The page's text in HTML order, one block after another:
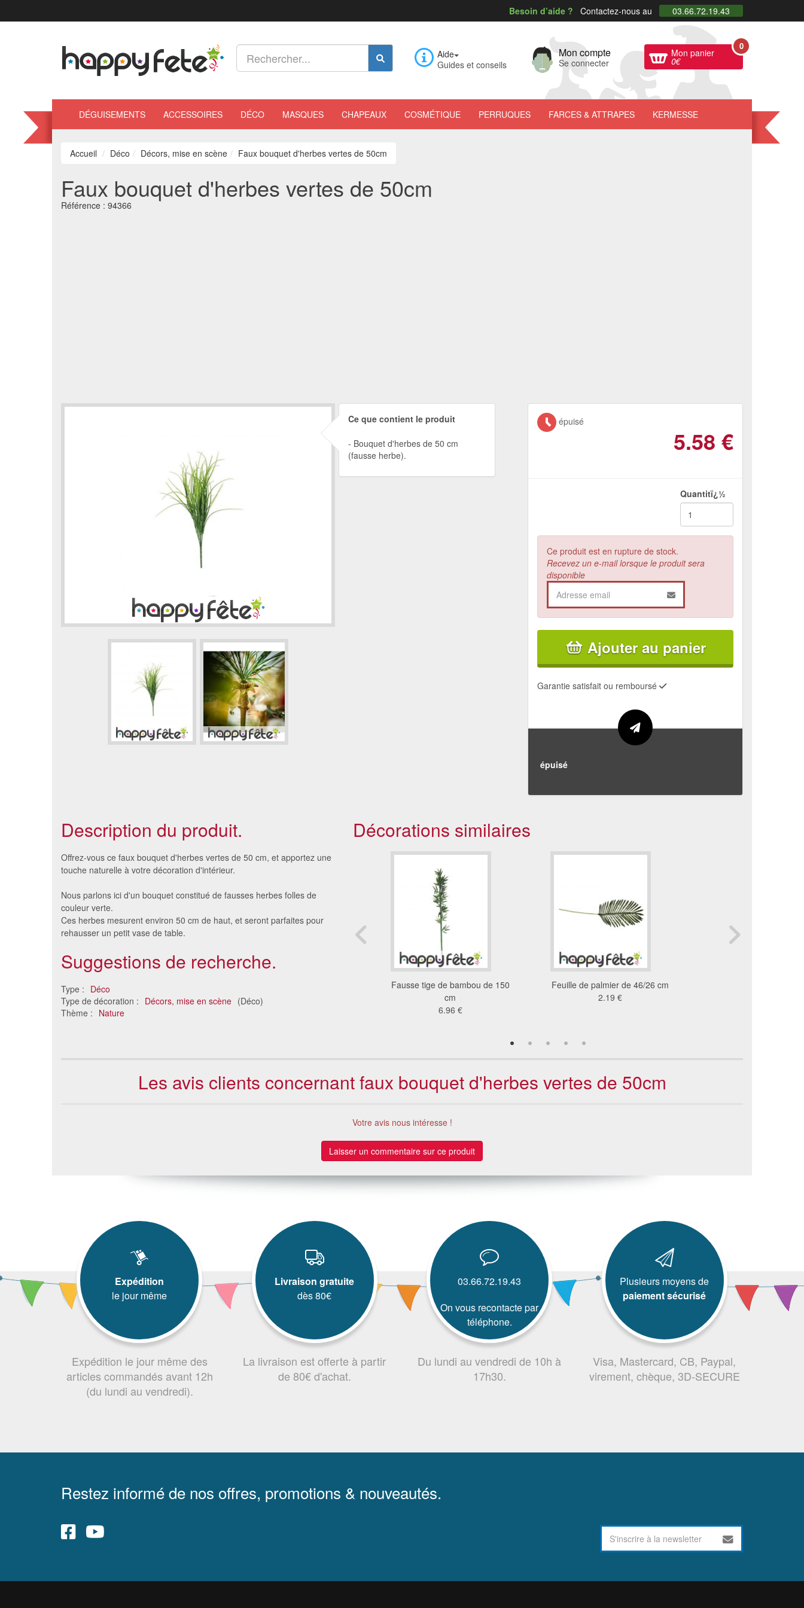
Besoin d’aide ? Contactez-nous au 03.66.72.19.43
Aide
Guides et conseils
Mon compte
Se connecter
Mon panier
0€
0
DÉGUISEMENTS ACCESSOIRES DÉCO MASQUES CHAPEAUX COSMÉTIQUE PERRUQUES FARCES & ATTRAPES KERMESSE
Accueil Déco Décors, mise en scène Faux bouquet d'herbes vertes de 50cm
Faux bouquet d'herbes vertes de 50cm
Référence : 94366
Ce que contient le produit
Bouquet d'herbes de 50 cm
(fausse herbe).
épuisé
5.58 €
Quantitï¿½
Ce produit est en rupture de stock.
Recevez un e-mail lorsque le produit sera
disponible
Ajouter au panier
Garantie satisfait ou remboursé
épuisé
Description du produit.
Offrez-vous ce faux bouquet d'herbes vertes de 50 cm, et apportez une
touche naturelle à votre décoration d'intérieur.
Nous parlons ici d'un bouquet constitué de fausses herbes folles de
couleur verte.
Ces herbes mesurent environ 50 cm de haut, et seront parfaites pour
rehausser un petit vase de table.
Suggestions de recherche.
Type : Déco
Type de décoration : Décors, mise en scène (Déco)
Thème : Nature
Décorations similaires
Fausse herbe verte
6.27 €
Fausse tige de bambou de 150
cm
6.96 €
Feuille de palmier de 46/26 cm
2.19 €
Les avis clients concernant faux bouquet d'herbes vertes de 50cm
Votre avis nous intéresse !
Laisser un commentaire sur ce produit
Expédition
le jour même
Expédition le jour même des
articles commandés avant 12h
(du lundi au vendredi).
Livraison gratuite
dès 80€
La livraison est offerte à partir
de 80€ d'achat.
03.66.72.19.43
On vous recontacte par
téléphone.
Du lundi au vendredi de 10h à
17h30.
Plusieurs moyens de
paiement sécurisé
Visa, Mastercard, CB, Paypal,
virement, chèque, 3D-SECURE
Restez informé de nos offres, promotions & nouveautés.